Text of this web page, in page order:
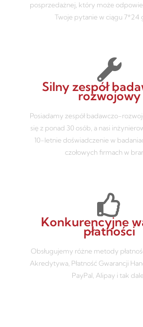
posprzedażnej, który może
Twoje pytanie w ciągu 7*24
Silny zespół
rozwojowy
Posiadamy zespół badawczo-
się z ponad 30 osób, a nasi
10-letnie doświadczenie w
czołowych firmach w
Konkurencyjne
płatności
Obsługujemy różne metody
Akredytywa, Płatność Gwarancji
PayPal, Alipay i tak